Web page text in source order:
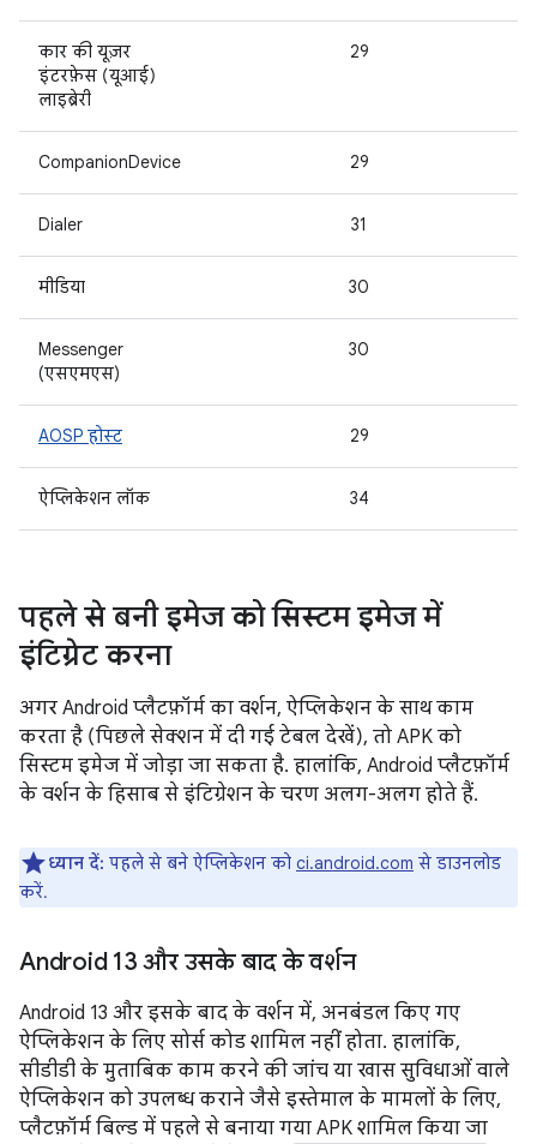
कार की यूज़र
इंटरफ़ेस (यूआई)
लाइब्रेरी
29
CompanionDevice 29
Dialer 31
मीडिया 30
Messenger
(एसएमएस)
30
AOSP होस्ट 29
ऐप्लिकेशन लॉक 34
पहले से बनी इमेज को सिस्टम इमेज में
इंटिग्रेट करना
अगर Android प्लैटफ़ॉर्म का वर्शन, ऐप्लिकेशन के साथ काम
करता है (पिछले सेक्शन में दी गई टेबल देखें), तो APK को
सिस्टम इमेज में जोड़ा जा सकता है. हालांकि, Android प्लैटफ़ॉर्म
के वर्शन के हिसाब से इंटिग्रेशन के चरण अलग-अलग होते हैं.
ध्यान दें: पहले से बने ऐप्लिकेशन को ci.android.com से डाउनलोड
करें.
Android 13 और उसके बाद के वर्शन
Android 13 और इसके बाद के वर्शन में, अनबंडल किए गए
ऐप्लिकेशन के लिए सोर्स कोड शामिल नहीं होता. हालांकि,
सीडीडी के मुताबिक काम करने की जांच या खास सुविधाओं वाले
ऐप्लिकेशन को उपलब्ध कराने जैसे इस्तेमाल के मामलों के लिए,
प्लैटफ़ॉर्म बिल्ड में पहले से बनाया गया APK शामिल किया जा